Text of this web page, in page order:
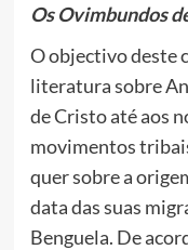
Os Ovimbundos
O objectivo deste
literatura sobre
de Cristo até aos
movimentos
quer sobre a
data das suas
Benguela. De